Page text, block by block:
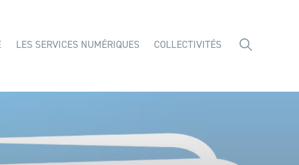
LES SERVICES NUMÉRIQUES COLLECTIVITÉS